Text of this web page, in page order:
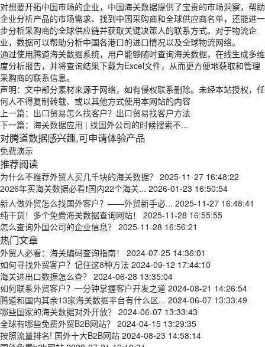
对想要开拓中国市场的企业，中国海关数据提供了宝贵的市场洞察，帮助
企业分析产品的市场需求、找到中国采购商和全球供应商名单，还能进一
步分析采购商的全球供应链并获取关键决策人的联系方式。对于物流企
业，数据可以帮助分析中国各港口的进口情况以及全球物流网络。
通过使用腾道海关数据系统，用户能够随时查询海关数据，在线生成多维
度分析报告，并将查询结果下载为Excel文件，从而更方便地获取和管理
采购商的联系信息。
声明：文中部分素材来源于网络，如有侵权联系删除。未经本站授权，任
何人不得复制转载、或以其他方式使用本网站的内容
上一篇： 出口贸易怎么找客户？出口贸易找客户方法
下一篇： 海关数据应用 | 找国外公司的时候搜索不...
对腾道数据感兴趣,可申请体验产品
免费演示
推荐阅读
为什么不推荐外贸人买几千块的海关数据？ 2025-11-27 16:48:22
2026年买海关数据必看❗国内22个海关... 2026-01-23 16:50:54
新人做外贸怎么找国外客户？——外贸新手必... 2025-11-27 16:48:41
纯干货！多个免费海关数据查询网站！
2025-11-28 16:55:55
怎么查询外国公司的企业信息？ 2025-11-28 16:56:21
热门文章
外贸人必看：海关编码查询指南！
2024-07-25 14:36:01
如何寻找外贸客户？记住这8种方法 2024-09-12 17:44:10
海关进出口数据怎么查？ 2024-06-28 13:35:04
如何联系外贸客户？一分钟掌握客户开发之道 2024-08-21 14:26:54
腾道和国内其余13家海关数据平台有什么区... 2024-06-07 13:33:49
哪些国家的海关数据对外开放？ 2024-06-07 13:33:43
全球有哪些免费外贸B2B网站？ 2024-04-15 13:29:35
按照流量排名! 国外十大B2B网站 2024-08-23 14:58:14